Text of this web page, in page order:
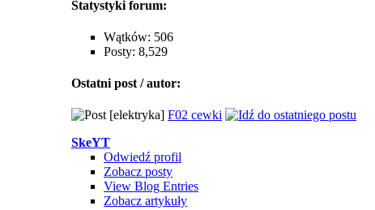
Statystyki forum:
Wątków: 506
Posty: 8,529
Ostatni post / autor:
[elektryka] F02 cewki
SkeYT
Odwiedź profil
Zobacz posty
View Blog Entries
Zobacz artykuły